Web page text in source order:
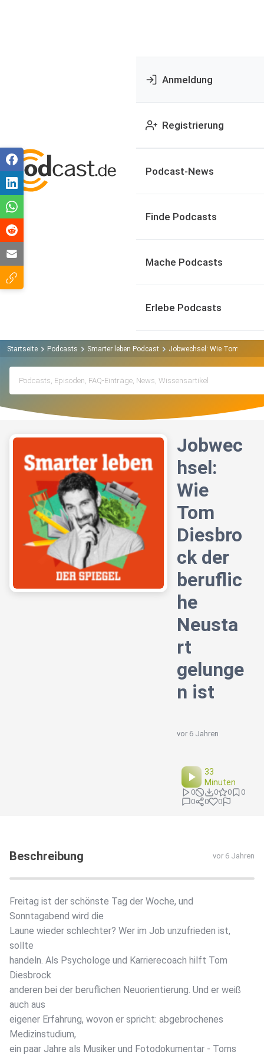
Anmeldung
Registrierung
Podcast-News
Finde Podcasts
Mache Podcasts
Erlebe Podcasts
Startseite Podcasts Smarter leben Podcast Jobwechsel: Wie Tom
Jobwec
hsel:
Wie
Tom
Diesbro
ck der
beruflic
he
Neusta
rt
gelunge
n ist
vor 6 Jahren
33
Minuten
0 0 0
0
0
0 0
Beschreibung vor 6 Jahren
Freitag ist der schönste Tag der Woche, und
Sonntagabend wird die
Laune wieder schlechter? Wer im Job unzufrieden ist,
sollte
handeln. Als Psychologe und Karrierecoach hilft Tom
Diesbrock
anderen bei der beruflichen Neuorientierung. Und er weiß
auch aus
eigener Erfahrung, wovon er spricht: abgebrochenes
Medizinstudium,
ein paar Jahre als Musiker und Fotodokumentar - Toms